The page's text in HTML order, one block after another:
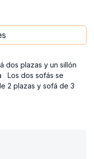
dos plazas y un sillón
Los dos sofás se
2 plazas y sofá de 3